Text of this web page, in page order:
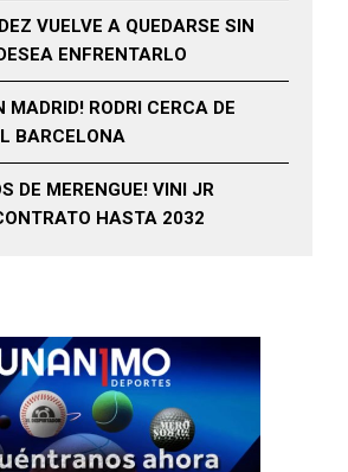
VUELVE A QUEDARSE SIN
ENFRENTARLO
MADRID! RODRI CERCA DE
BARCELONA
DE MERENGUE! VINI JR
HASTA 2032